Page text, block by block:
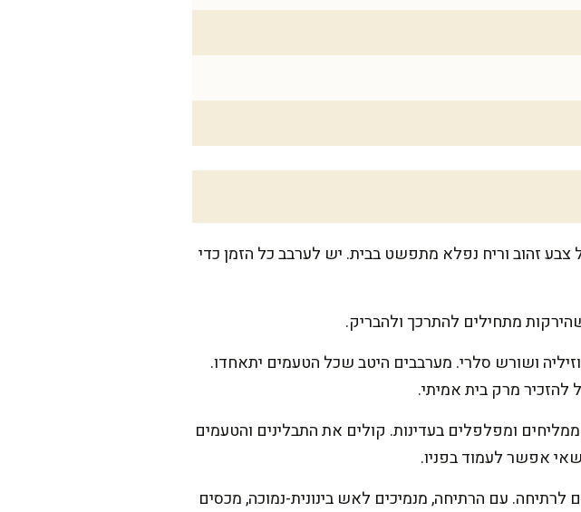
זהוב וריח נפלא מתפשט בבית. יש לערבב כל הזמן כדי
ושורש סלרי. מערבבים היטב שכל הטעמים יתאחדו.
להזכיר מרק בית אמיתי.
ומפלפלים בעדינות. קולים את התבלינים והטעמים
אפשר לעמוד בפניו.
עם הרתיחה, מנמיכים לאש בינונית-נמוכה, מכסים